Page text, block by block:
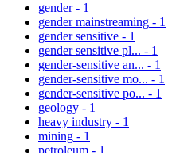
gender - 1
gender mainstreaming - 1
gender sensitive - 1
gender sensitive pl... - 1
gender-sensitive an... - 1
gender-sensitive mo... - 1
gender-sensitive po... - 1
geology - 1
heavy industry - 1
mining - 1